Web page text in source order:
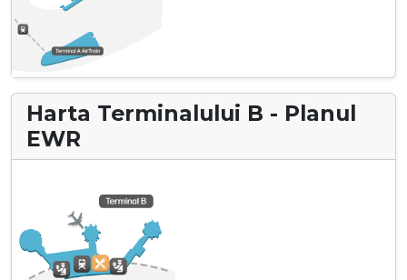
Harta Terminalului B - Planul
EWR